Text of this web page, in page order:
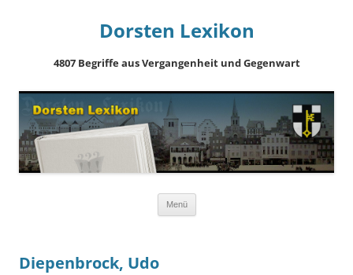
Dorsten Lexikon
4807 Begriffe aus Vergangenheit und Gegenwart
Menü
Diepenbrock, Udo